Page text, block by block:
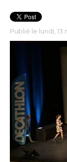
Publié le lundi,